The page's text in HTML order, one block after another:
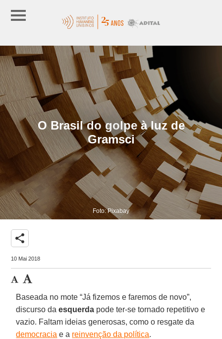
O Brasil do golpe à luz de
Gramsci
Foto: Pixabay
share
10 Mai 2018
Baseada no mote “Já fizemos e faremos de novo”,
discurso daesquerda pode ter-se tornado repetitivo e
vazio. Faltam ideias generosas, como o resgate da
democracia e a reinvenção da política.